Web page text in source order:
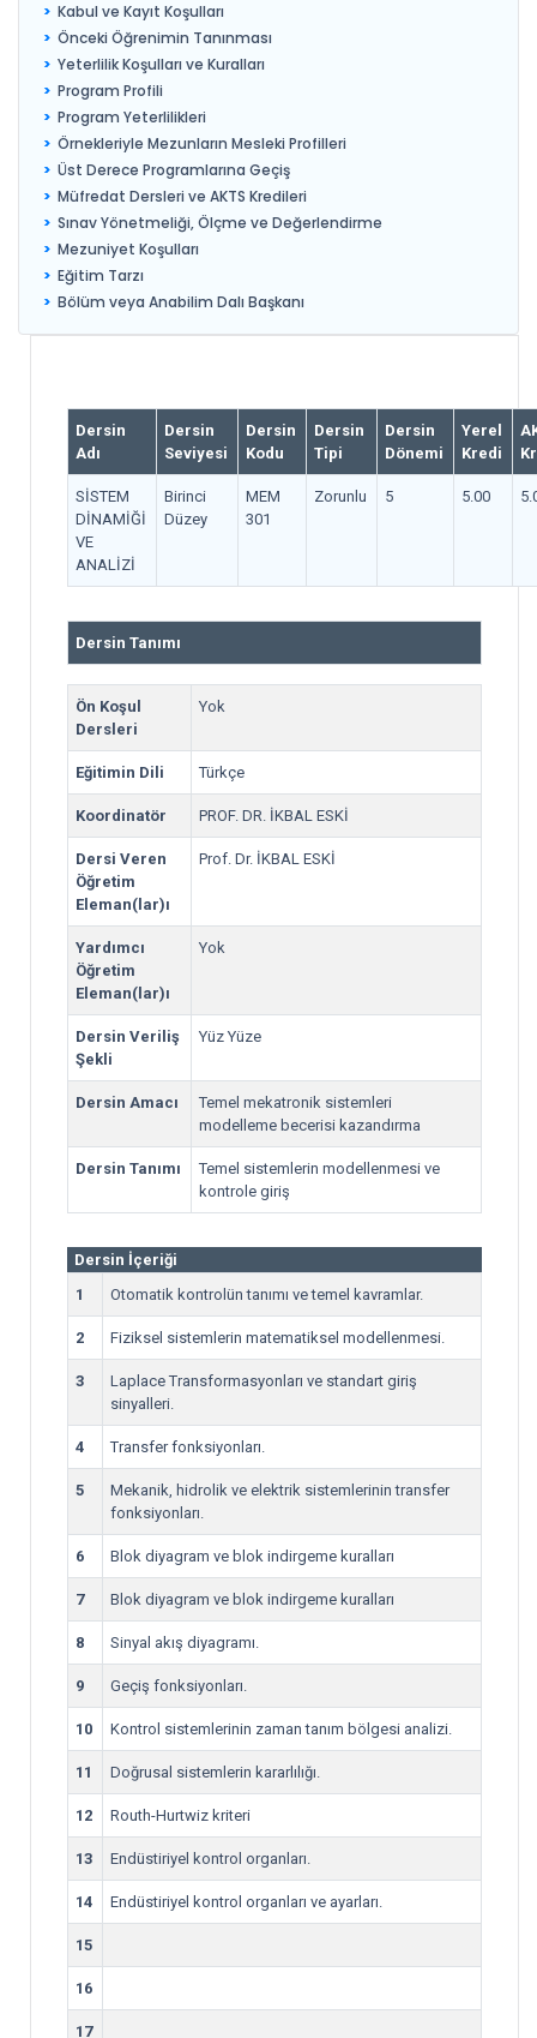
Kabul ve Kayıt Koşulları
Önceki Öğrenimin Tanınması
Yeterlilik Koşulları ve Kuralları
Program Profili
Program Yeterlilikleri
Örnekleriyle Mezunların Mesleki Profilleri
Üst Derece Programlarına Geçiş
Müfredat Dersleri ve AKTS Kredileri
Sınav Yönetmeliği, Ölçme ve Değerlendirme
Mezuniyet Koşulları
Eğitim Tarzı
Bölüm veya Anabilim Dalı Başkanı
Dersin
Adı
Dersin
Seviyesi
Dersin
Kodu
Dersin
Tipi
Dersin
Dönemi
Yerel
Kredi
SİSTEM
DİNAMİĞİ
VE
ANALİZİ
Birinci
Düzey
MEM
301
Zorunlu 5 5.00
Dersin Tanımı
Ön Koşul
Dersleri
Yok
Eğitimin Dili Türkçe
Koordinatör PROF. DR. İKBAL ESKİ
Dersi Veren
Öğretim
Eleman(lar)ı
Prof. Dr. İKBAL ESKİ
Yardımcı
Öğretim
Eleman(lar)ı
Yok
Dersin Veriliş
Şekli
Yüz Yüze
Dersin Amacı
Temel mekatronik sistemleri
modelleme becerisi kazandırma
Dersin Tanımı
Temel sistemlerin modellenmesi ve
kontrole giriş
Dersin İçeriği
1
Otomatik kontrolün tanımı ve temel kavramlar.
2 Fiziksel sistemlerin matematiksel modellenmesi.
3
Laplace Transformasyonları ve standart giriş
sinyalleri.
4 Transfer fonksiyonları.
5
Mekanik, hidrolik ve elektrik sistemlerinin transfer
fonksiyonları.
6 Blok diyagram ve blok indirgeme kuralları
7 Blok diyagram ve blok indirgeme kuralları
8 Sinyal akış diyagramı.
9 Geçiş fonksiyonları.
10 Kontrol sistemlerinin zaman tanım bölgesi analizi.
11 Doğrusal sistemlerin kararlılığı.
12 Routh-Hurtwiz kriteri
13 Endüstiriyel kontrol organları.
14 Endüstiriyel kontrol organları ve ayarları.
15
16
17